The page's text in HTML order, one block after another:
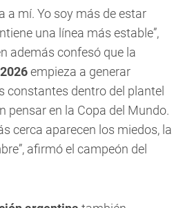
a mí. Yo soy más de estar
una línea más estable”,
además confesó que la
empieza a generar
constantes dentro del plantel
pensar en la Copa del Mundo.
cerca aparecen los miedos, la
afirmó el campeón del